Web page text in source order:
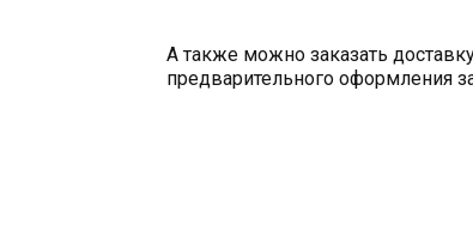
А также можно заказать
предварительного оформления